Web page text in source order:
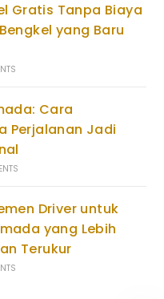
Gratis Tanpa Biaya
yang Baru
Cara
Perjalanan Jadi
Driver untuk
yang Lebih
Terukur